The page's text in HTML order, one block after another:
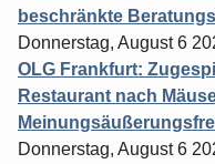
beschränkte
Donnerstag, August 6
OLG Frankfurt:
Restaurant nach
Donnerstag, August 6